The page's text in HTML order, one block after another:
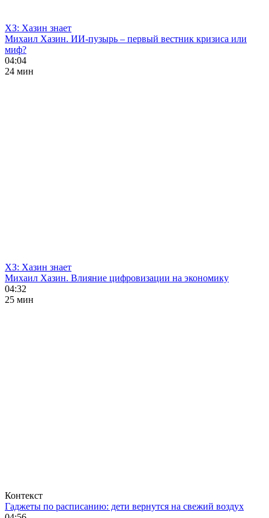
ХЗ: Хазин знает
Михаил Хазин. ИИ-пузырь – первый вестник кризиса или
миф?
04:04
24 мин
ХЗ: Хазин знает
Михаил Хазин. Влияние цифровизации на экономику
04:32
25 мин
Контекст
Гаджеты по расписанию: дети вернутся на свежий воздух